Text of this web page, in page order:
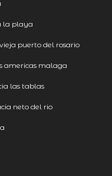
la playa
puerto del rosario
americas malaga
las tablas
neto del rio